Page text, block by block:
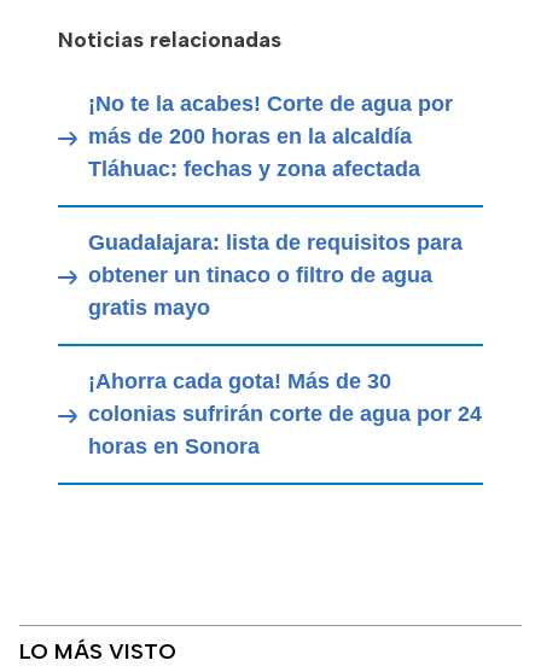
Noticias relacionadas
¡No te la acabes! Corte de agua por
más de 200 horas en la alcaldía
Tláhuac: fechas y zona afectada
Guadalajara: lista de requisitos para
obtener un tinaco o filtro de agua
gratis mayo
¡Ahorra cada gota! Más de 30
colonias sufrirán corte de agua por 24
horas en Sonora
LO MÁS VISTO